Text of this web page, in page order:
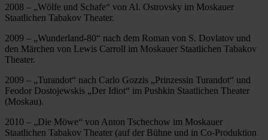
2008 – „Wölfe und Schafe“ von Al. Ostrovsky im Moskauer
Staatlichen Tabakov Theater.
2009 – „Wunderland-80“ nach dem Roman von S. Dovlatov und
den Märchen von Lewis Carroll im Moskauer Staatlichen Tabakov
Theater.
2009 – „Turandot“ nach Carlo Gozzis „Prinzessin Turandot“ und
Feodor Dostojewskis „Der Idiot“ im Pushkin Staatlichen Theater
(Moskau).
2010 – „Die Möwe“ von Anton Tschechow im Moskauer
Staatlichen Tabakov Theater (auf der Bühne und in Co-Produktion